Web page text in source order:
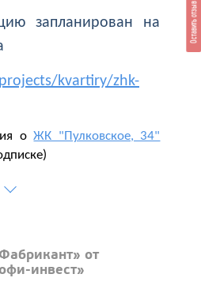
запланирован на
kvartiry/zhk-
оЖК "Пулковское, 34"
от
инвест»
Оставить отзыв